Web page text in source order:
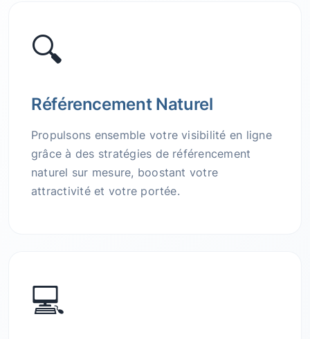
🔍
Référencement Naturel
Propulsons ensemble votre visibilité en ligne
grâce à des stratégies de référencement
naturel sur mesure, boostant votre
attractivité et votre portée.
💻